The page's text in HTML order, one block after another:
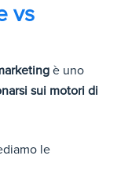
vs
è uno
sui motori di
le